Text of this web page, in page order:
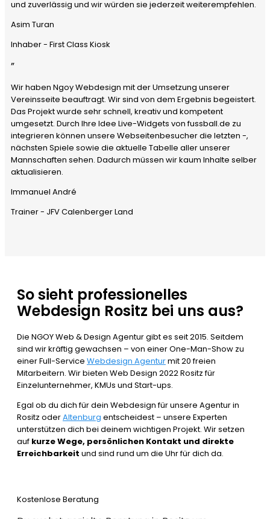
und zuverlässig und wir würden sie jederzeit weiterempfehlen.
Asim Turan
Inhaber - First Class Kiosk
”
Wir haben Ngoy Webdesign mit der Umsetzung unserer
Vereinsseite beauftragt. Wir sind von dem Ergebnis begeistert.
Das Projekt wurde sehr schnell, kreativ und kompetent
umgesetzt. Durch Ihre Idee Live-Widgets von fussball.de zu
integrieren können unsere Webseitenbesucher die letzten -,
nächsten Spiele sowie die aktuelle Tabelle aller unserer
Mannschaften sehen. Dadurch müssen wir kaum Inhalte selber
aktualisieren.
Immanuel André
Trainer - JFV Calenberger Land
So sieht professionelles
Webdesign Rositz bei uns aus?
Die NGOY Web & Design Agentur gibt es seit 2015. Seitdem
sind wir kräftig gewachsen – von einer One-Man-Show zu
einer Full-Service Webdesign Agenturmit 20 freien
Mitarbeitern. Wir bieten Web Design 2022 Rositz für
Einzelunternehmer, KMUs und Start-ups.
Egal ob du dich für dein Webdesign für unsere Agentur in
Rositz oderAltenburg entscheidest – unsere Experten
unterstützen dich bei deinem wichtigen Projekt. Wir setzen
auf kurze Wege, persönlichen Kontakt und direkte
Erreichbarkeit und sind rund um die Uhr für dich da.
Kostenlose Beratung